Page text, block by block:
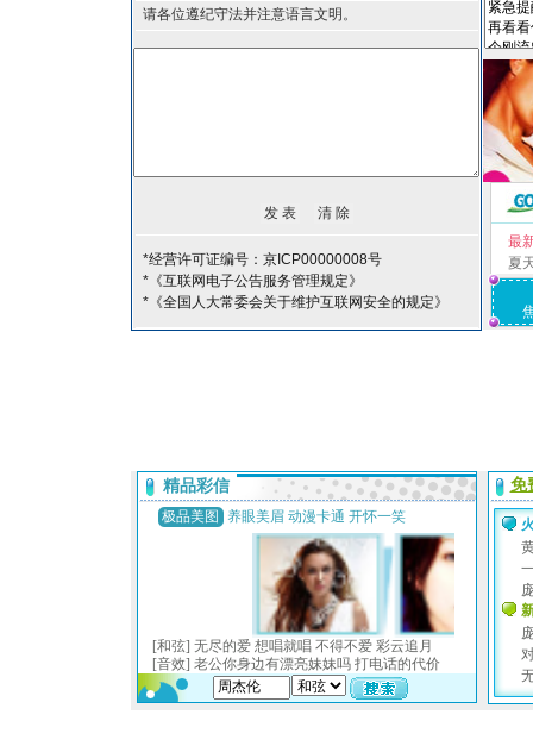
请各位遵纪守法并注意语言文明。
*经营许可证编号：京ICP00000008号
*《互联网电子公告服务管理规定》
*《全国人大常委会关于维护互联网安全的规定》
最
夏